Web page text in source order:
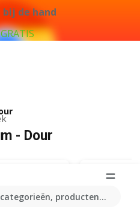
de hand
producten...
- Dour
Trafic